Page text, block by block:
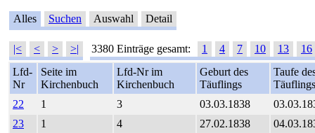
Alles Suchen Auswahl Detail
|< < > >| 3380 Einträge gesamt: 1 4 7 10 13
16
Lfd-
Nr
Seite im
Kirchenbuch
Lfd-Nr im
Kirchenbuch
Geburt des
Täuflings
Taufe
Täuflings
22
1 3 03.03.1838
23
1 4 27.02.1838